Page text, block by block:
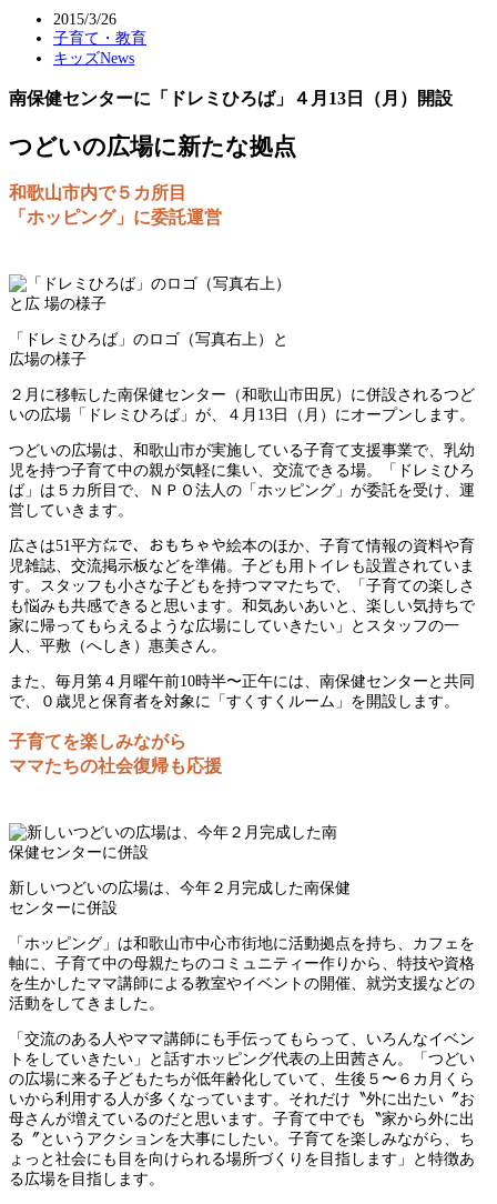
2015/3/26
子育て・教育
キッズNews
南保健センターに「ドレミひろば」４月13日（月）開設
つどいの広場に新たな拠点
和歌山市内で５カ所目
「ホッピング」に委託運営
「ドレミひろば」のロゴ（写真右上）と
広場の様子
２月に移転した南保健センター（和歌山市田尻）に併設されるつど
いの広場「ドレミひろば」が、４月13日（月）にオープンします。
つどいの広場は、和歌山市が実施している子育て支援事業で、乳幼
児を持つ子育て中の親が気軽に集い、交流できる場。「ドレミひろ
ば」は５カ所目で、ＮＰＯ法人の「ホッピング」が委託を受け、運
営していきます。
広さは51平方㍍で、おもちゃや絵本のほか、子育て情報の資料や育
児雑誌、交流掲示板などを準備。子ども用トイレも設置されていま
す。スタッフも小さな子どもを持つママたちで、「子育ての楽しさ
も悩みも共感できると思います。和気あいあいと、楽しい気持ちで
家に帰ってもらえるような広場にしていきたい」とスタッフの一
人、平敷（へしき）惠美さん。
また、毎月第４月曜午前10時半〜正午には、南保健センターと共同
で、０歳児と保育者を対象に「すくすくルーム」を開設します。
子育てを楽しみながら
ママたちの社会復帰も応援
新しいつどいの広場は、今年２月完成した南保健
センターに併設
「ホッピング」は和歌山市中心市街地に活動拠点を持ち、カフェを
軸に、子育て中の母親たちのコミュニティー作りから、特技や資格
を生かしたママ講師による教室やイベントの開催、就労支援などの
活動をしてきました。
「交流のある人やママ講師にも手伝ってもらって、いろんなイベン
トをしていきたい」と話すホッピング代表の上田茜さん。「つどい
の広場に来る子どもたちが低年齢化していて、生後５〜６カ月くら
いから利用する人が多くなっています。それだけ〝外に出たい〞お
母さんが増えているのだと思います。子育て中でも〝家から外に出
る〞というアクションを大事にしたい。子育てを楽しみながら、ち
ょっと社会にも目を向けられる場所づくりを目指します」と特徴あ
る広場を目指します。